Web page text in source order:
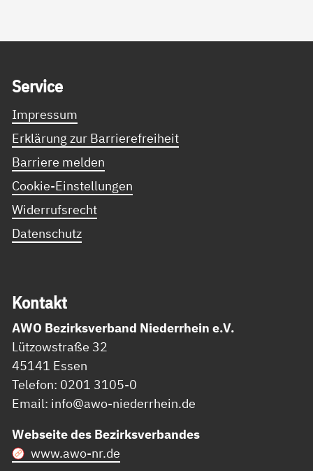
Ser­vice
Impressum
Erklärung zur Barrierefreiheit
Barriere melden
Cookie-Einstellungen
Widerrufsrecht
Datenschutz
Kon­takt
AWO Bezirksverband Niederrhein e.V.
Lützowstraße 32
45141 Essen
Telefon: 0201 3105-0
Email: info@awo-niederrhein.de
Webseite des Bezirksverbandes
www.awo-nr.de